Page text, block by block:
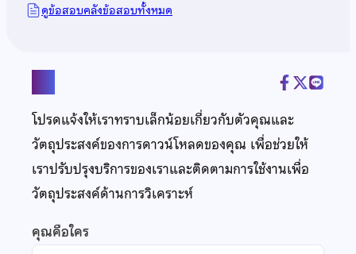
ดูข้อสอบคลังข้อสอบทั้งหมด
โปรดแจ้งให้เราทราบเล็กน้อยเกี่ยวกับตัวคุณและ
วัตถุประสงค์ของการดาวน์โหลดของคุณ เพื่อช่วยให้
เราปรับปรุงบริการของเราและติดตามการใช้งานเพื่อ
วัตถุประสงค์ด้านการวิเคราะห์
คุณคือใคร